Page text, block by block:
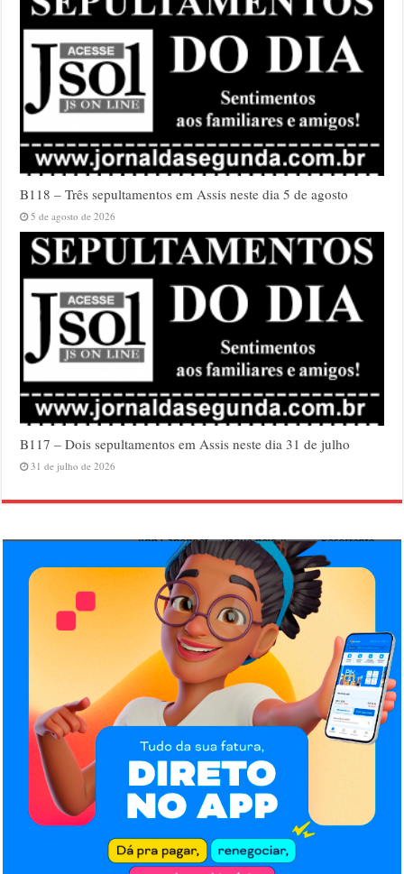
B118 – Três sepultamentos em Assis neste dia 5 de agosto
5 de agosto de 2026
B117 – Dois sepultamentos em Assis neste dia 31 de julho
31 de julho de 2026